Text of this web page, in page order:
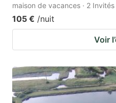
maison de vacances · 2 Invités
105 € /nuit
Voir